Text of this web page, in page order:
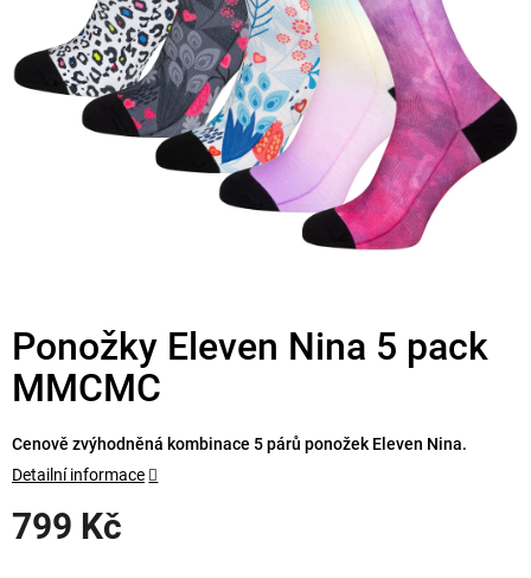
Ponožky Eleven Nina 5 pack
MMCMC
799 Kč
Cenově zvýhodněná kombinace 5 párů ponožek Eleven Nina.
Detailní informace